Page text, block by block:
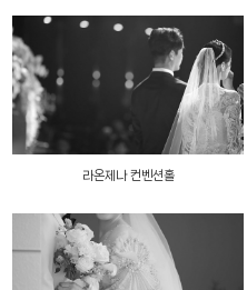
라온제나 컨벤션홀